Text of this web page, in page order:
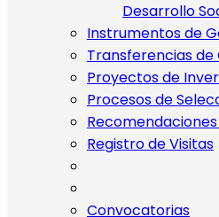
Desarrollo
Instrumentos de
Transferencias de
Proyectos de
Procesos de
Registro de Visitas
Convocatorias